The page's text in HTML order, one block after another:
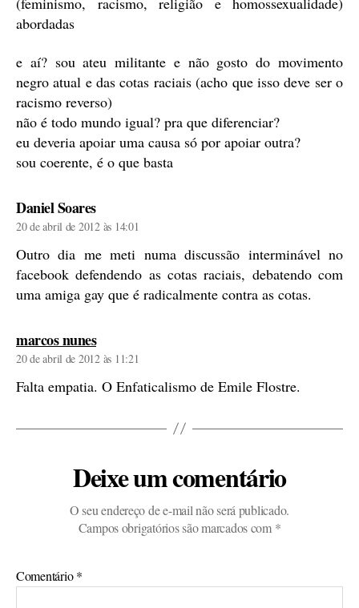
abordadas
e aí? sou ateu militante e não gosto do movimento
negro atual e das cotas raciais (acho que isso deve ser o
racismo reverso)
não é todo mundo igual? pra que diferenciar?
eu deveria apoiar uma causa só por apoiar outra?
sou coerente, é o que basta
Daniel Soaresdiz:
20 de abril de 2012 às 14:01
Outro dia me meti numa discussão interminável no
facebook defendendo as cotas raciais, debatendo com
uma amiga gay que é radicalmente contra as cotas.
marcos nunesdiz:
20 de abril de 2012 às 11:21
Falta empatia. O Enfaticalismo de Emile Flostre.
Deixe um comentário
O seu endereço de e-mail não será publicado.
Campos obrigatórios são marcados com *
Comentário*